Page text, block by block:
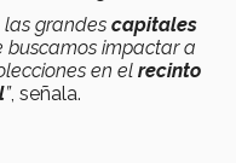
grandes capitales
buscamos impactar a
en el recinto
”, señala.